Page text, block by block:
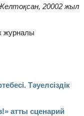
20002 жыл
журналы
Тәуелсіздік
атты сценарий